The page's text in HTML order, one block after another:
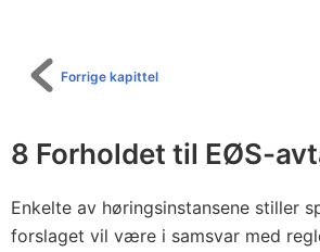
Forrige kapittel
8 Forholdet til EØS-
Enkelte av høringsinstansene stiller
forslaget vil være i samsvar med